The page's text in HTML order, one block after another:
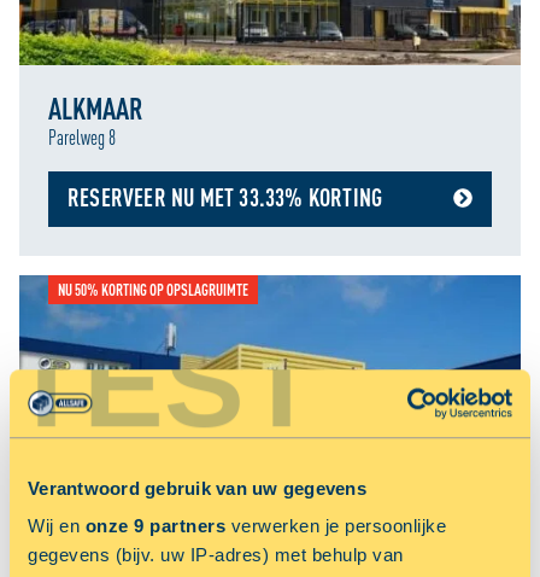
TEST
Verantwoord gebruik van uw gegevens
Wij en onze 9 partners verwerken je persoonlijke
gegevens (bijv. uw IP-adres) met behulp van
ALKMAAR
Parelweg 8
RESERVEER NU MET 33.33% KORTING
NU 50% KORTING OP OPSLAGRUIMTE
ALMERE